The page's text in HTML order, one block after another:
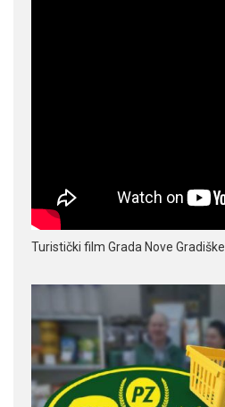
Turistički film Grada Nove Gradiške